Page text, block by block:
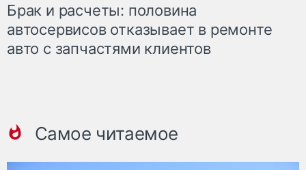
Брак и расчеты: половина
автосервисов отказывает в ремонте
авто с запчастями клиентов
Самое читаемое